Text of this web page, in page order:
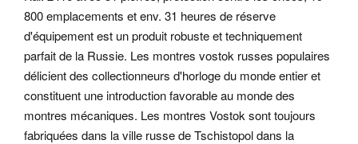
800 emplacements et env. 31 heures de réserve
d'équipement est un produit robuste et techniquement
parfait de la Russie. Les montres vostok russes populaires
délicient des collectionneurs d'horloge du monde entier et
constituent une introduction favorable au monde des
montres mécaniques. Les montres Vostok sont toujours
fabriquées dans la ville russe de Tschistopol dans la